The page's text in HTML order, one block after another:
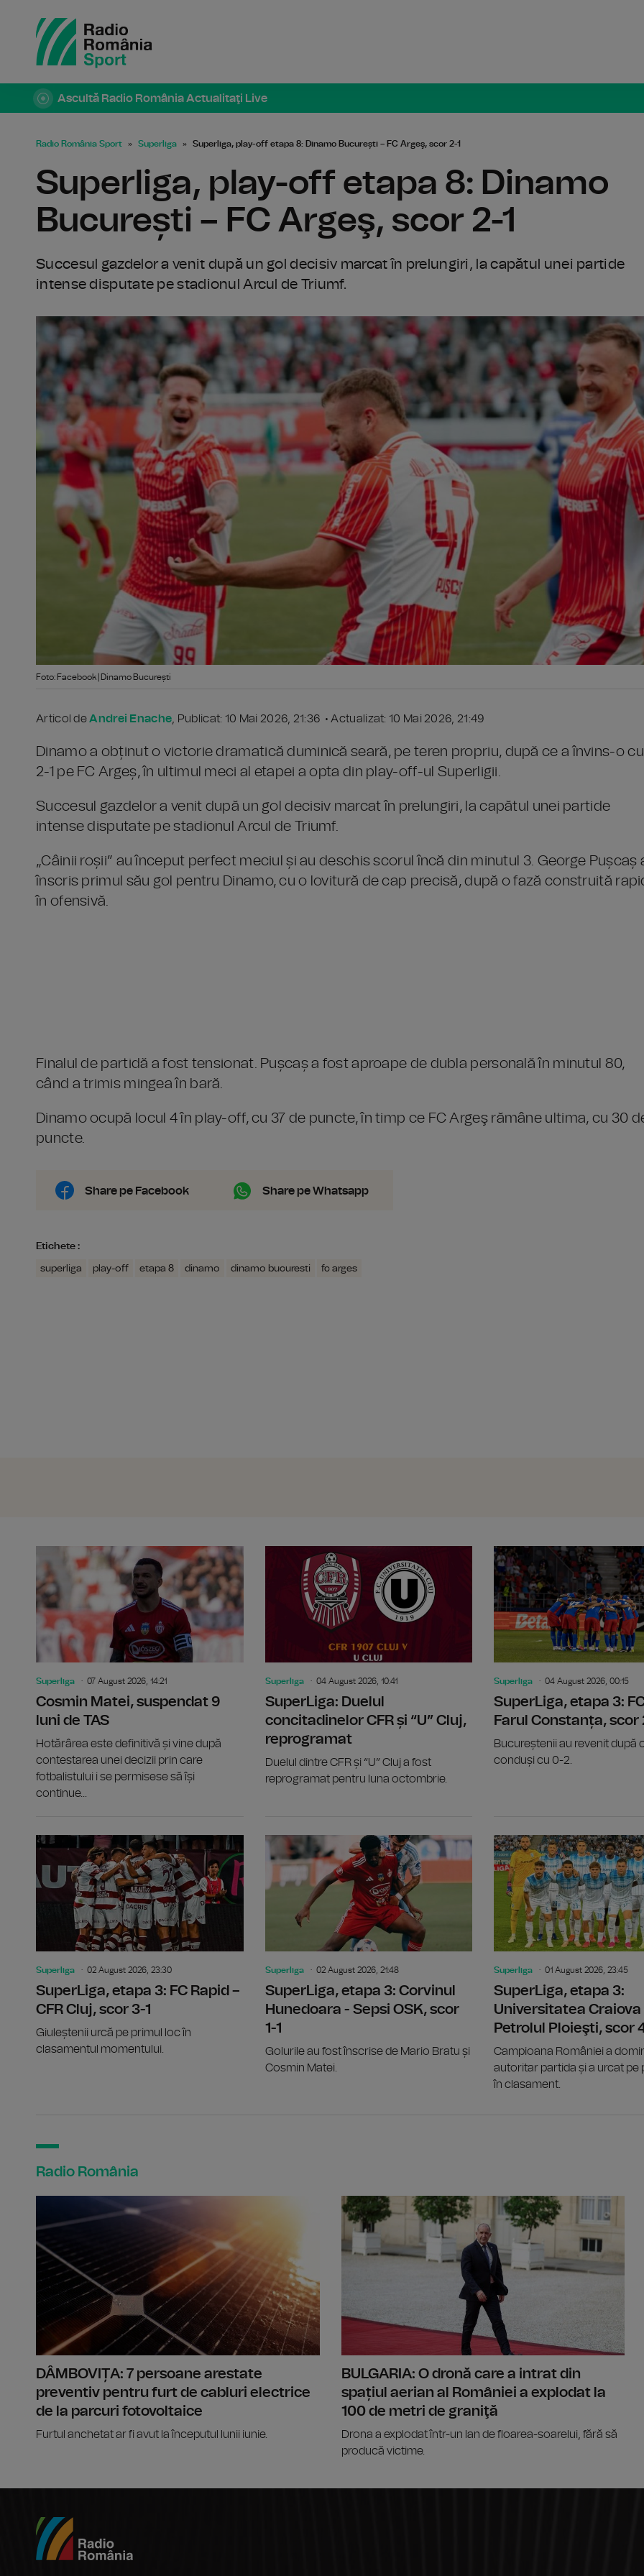
Ascultă Radio România Actualitaţi Live
Radio România Sport Superliga Superliga, play-off etapa 8: Dinamo București – FC Argeş, scor 2-1
Superliga, play-off etapa 8: Dinamo
București – FC Argeş, scor 2-1
Succesul gazdelor a venit după un gol decisiv marcat în prelungiri, la capătul unei partide
intense disputate pe stadionul Arcul de Triumf.
Foto: Facebook | Dinamo București
Articol deAndrei Enache, Publicat: 10 Mai 2026, 21:36 • Actualizat: 10 Mai 2026, 21:49
Dinamo a obținut o victorie dramatică duminică seară, pe teren propriu, după ce a învins-o cu
2-1 pe FC Argeș, în ultimul meci al etapei a opta din play-off-ul Superligii.
Succesul gazdelor a venit după un gol decisiv marcat în prelungiri, la capătul unei partide
intense disputate pe stadionul Arcul de Triumf.
„Câinii roșii” au început perfect meciul și au deschis scorul încă din minutul 3. George Pușcaș
înscris primul său gol pentru Dinamo, cu o lovitură de cap precisă, după o fază construită
în ofensivă.
Finalul de partidă a fost tensionat. Pușcaș a fost aproape de dubla personală în minutul 80,
când a trimis mingea în bară.
Dinamo ocupă locul 4 în play-off, cu 37 de puncte, în timp ce FC Argeş rămâne ultima, cu 30
puncte.
Share pe Facebook Share pe Whatsapp
Etichete :
superliga play-off etapa 8 dinamo dinamo bucuresti fc arges
Superliga 07 August 2026, 14:21
Cosmin Matei, suspendat 9
luni de TAS
Hotărârea este definitivă și vine după
contestarea unei decizii prin care
fotbalistului i se permisese să își
continue...
Cosmin Matei, suspendat 9 luni de
Superliga 04 August 2026, 10:41
SuperLiga: Duelul
concitadinelor CFR și “U” Cluj,
reprogramat
Duelul dintre CFR și “U” Cluj a fost
reprogramat pentru luna octombrie.
Superliga 04 August 2026, 00:15
SuperLiga, etapa 3:
Farul Constanța, scor
Bucureștenii au revenit după
conduși cu 0-2.
Superliga 02 August 2026, 23:30
SuperLiga, etapa 3: FC Rapid –
CFR Cluj, scor 3-1
Giuleștenii urcă pe primul loc în
clasamentul momentului.
Superliga 02 August 2026, 21:48
SuperLiga, etapa 3: Corvinul
Hunedoara - Sepsi OSK, scor
1-1
Golurile au fost înscrise de Mario Bratu și
Cosmin Matei.
Superliga 01 August 2026, 23:45
SuperLiga, etapa 3:
Universitatea Craiova
Petrolul Ploieşti, scor
Campioana României a
autoritar partida și a urcat pe
în clasament.
Radio România
DÂMBOVIȚA: 7 persoane arestate
preventiv pentru furt de cabluri electrice
de la parcuri fotovoltaice
Furtul anchetat ar fi avut la începutul lunii iunie.
BULGARIA: O dronă care a intrat din
spațiul aerian al României a explodat la
100 de metri de graniţă
Drona a explodat într-un lan de floarea-soarelui, fără să
producă victime.